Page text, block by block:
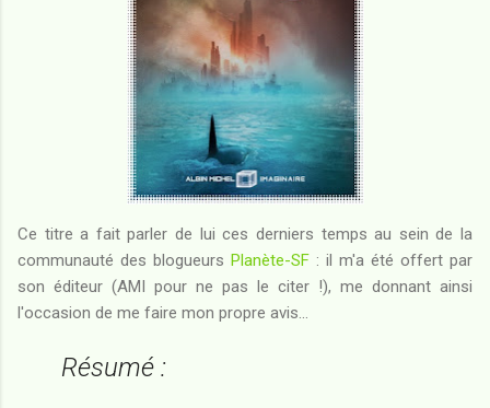
Ce titre a fait parler de lui ces derniers temps au sein de la
communauté des blogueurs Planète-SF : il m'a été offert par
son éditeur (AMI pour ne pas le citer !), me donnant ainsi
l'occasion de me faire mon propre avis...
Résumé :